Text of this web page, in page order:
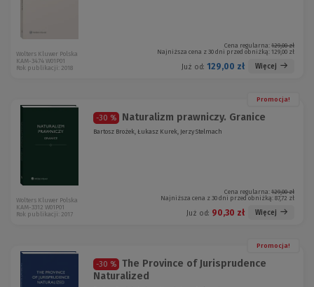
Cena regularna: 129,00 zł
Najniższa cena z 30 dni przed obniżką: 129,00 zł
Już od: 129,00 zł Więcej
Wolters Kluwer Polska
KAM-3474 W01P01
Rok publikacji: 2018
Promocja!
-30 % Naturalizm prawniczy. Granice
Bartosz Brożek, Łukasz Kurek, Jerzy Stelmach
Cena regularna: 129,00 zł
Najniższa cena z 30 dni przed obniżką: 87,72 zł
Już od: 90,30 zł Więcej
Wolters Kluwer Polska
KAM-3312 W01P01
Rok publikacji: 2017
Promocja!
-30 %
The Province of Jurisprudence
Naturalized